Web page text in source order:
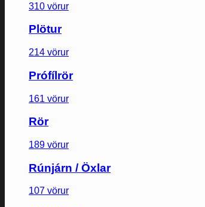
310 vörur
Plötur
214 vörur
Prófílrör
161 vörur
Rör
189 vörur
Rúnjárn / Öxlar
107 vörur